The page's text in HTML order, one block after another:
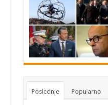
Poslednje Popularno